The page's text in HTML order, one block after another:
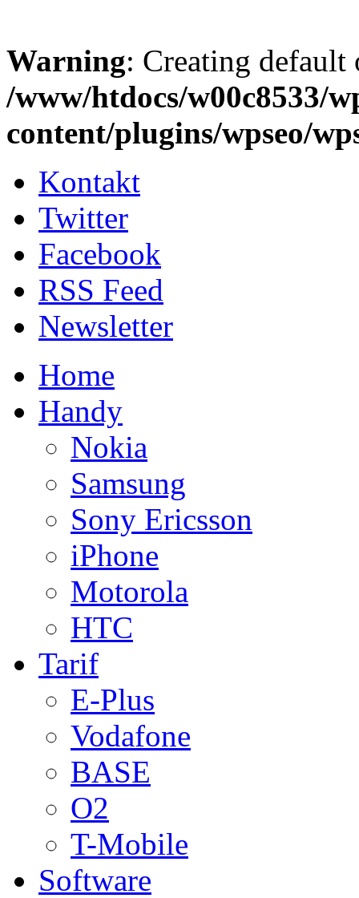
Warning: Creating
/www/htdocs/w00c8533/
content/plugins/wpseo/
Kontakt
Twitter
Facebook
RSS Feed
Newsletter
Home
Handy
Nokia
Samsung
Sony Ericsson
iPhone
Motorola
HTC
Tarif
E-Plus
Vodafone
BASE
O2
T-Mobile
Software